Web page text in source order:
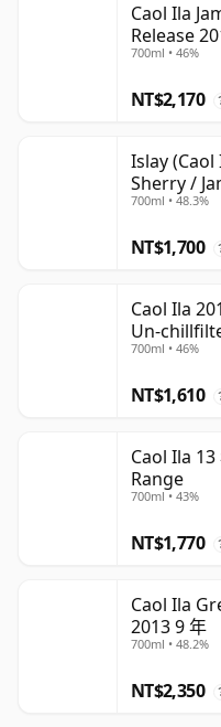
Caol Ila
Release
700ml • 46%
NT$2,170
Islay
Sherry /
700ml • 48.3%
NT$1,700
Caol Ila
Un-
700ml • 46%
NT$1,610
Caol Ila
Range
700ml • 43%
NT$1,770
Caol Ila
2013 9 年
700ml • 48.2%
NT$2,350